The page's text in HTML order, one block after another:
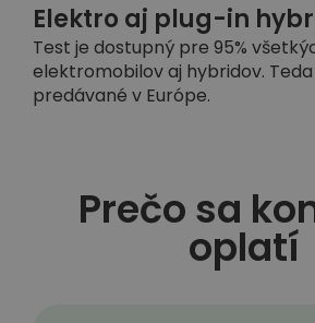
Elektro aj plug-in
Test je dostupný pre 95%
elektromobilov aj hybridov.
predávané v Európe.
Prečo sa
oplatí